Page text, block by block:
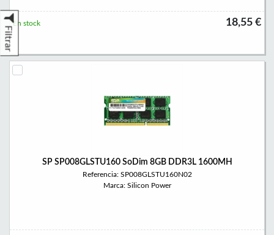
Filtrar
18,55 €
En stock
SP SP008GLSTU160 SoDim 8GB DDR3L 1600MH
Referencia: SP008GLSTU160N02
Marca: Silicon Power